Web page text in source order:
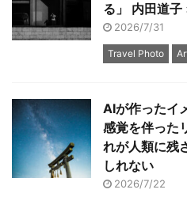
る」 内田道
2026/7/31
Travel Photo
AIが作ったイ
感覚を伴った
れが人類に残
しれない
2026/7/22